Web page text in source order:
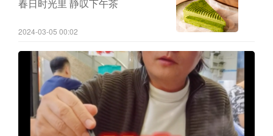
春日时光里 静叹下午茶
2024-03-05 00:02